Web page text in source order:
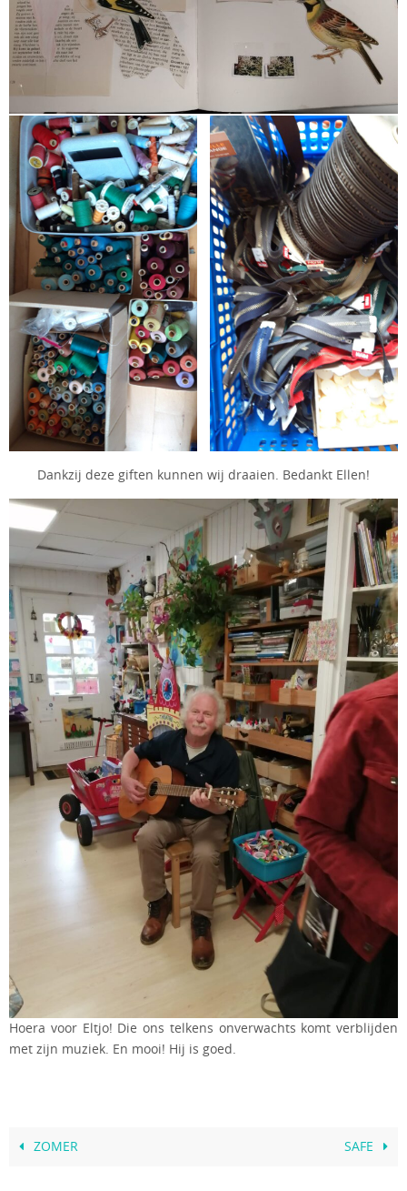
Dankzij deze giften kunnen wij draaien. Bedankt Ellen!
Hoera voor Eltjo! Die ons telkens onverwachts komt verblijden
met zijn muziek. En mooi! Hij is goed.
ZOMER SAFE